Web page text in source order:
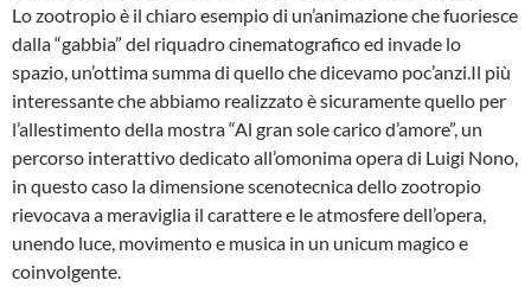
Lo zootropio è il chiaro esempio di un’animazione che fuoriesce
dalla “gabbia” del riquadro cinematografico ed invade lo
spazio, un’ottima summa di quello che dicevamo poc’anzi.Il più
interessante che abbiamo realizzato è sicuramente quello per
l’allestimento della mostra “Al gran sole carico d’amore”, un
percorso interattivo dedicato all’omonima opera di Luigi Nono,
in questo caso la dimensione scenotecnica dello zootropio
rievocava a meraviglia il carattere e le atmosfere dell’opera,
unendo luce, movimento e musica in un unicum magico e
coinvolgente.